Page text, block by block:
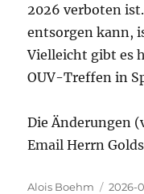
2026 verboten
entsorgen kann,
Vielleicht gibt es
OUV-Treffen in
Die Änderungen
Email Herrn
Autor
Alois Boehm 2026-